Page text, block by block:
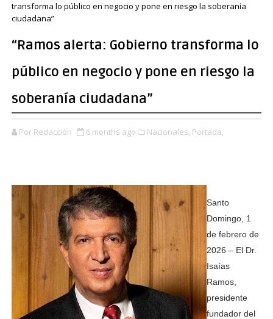
transforma lo público en negocio y pone en riesgo la soberanía
ciudadana”
“Ramos alerta: Gobierno transforma lo
público en negocio y pone en riesgo la
soberanía ciudadana”
Por Redacción 6 months ago Nacionales, Portada,
Santo
Domingo, 1
de febrero de
2026 – El Dr.
Isaías
Ramos,
presidente
fundador del